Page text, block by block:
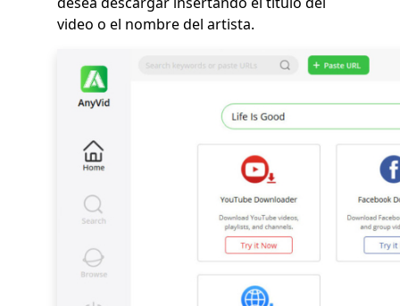
video o el nombre del artista.